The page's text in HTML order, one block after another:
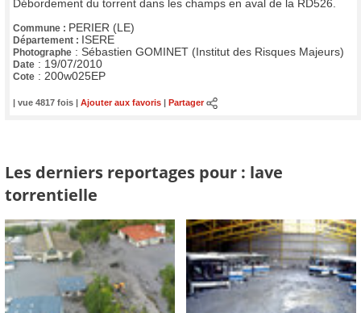
Débordement du torrent dans les champs en aval de la RD526.
Commune : PERIER (LE)
Département : ISERE
Photographe : Sébastien GOMINET (Institut des Risques Majeurs)
Date : 19/07/2010
Cote : 200w025EP
| vue 4817 fois | Ajouter aux favoris Partager
Les derniers reportages pour : lave
torrentielle